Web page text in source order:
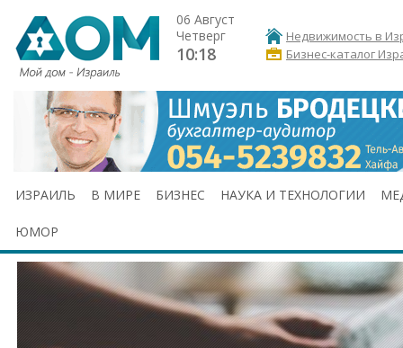
06 Август
Четверг
10:18
Недвижимость в
Бизнес-каталог
ИЗРАИЛЬ В МИРЕ БИЗНЕС НАУКА И ТЕХНОЛОГИИ
ЮМОР